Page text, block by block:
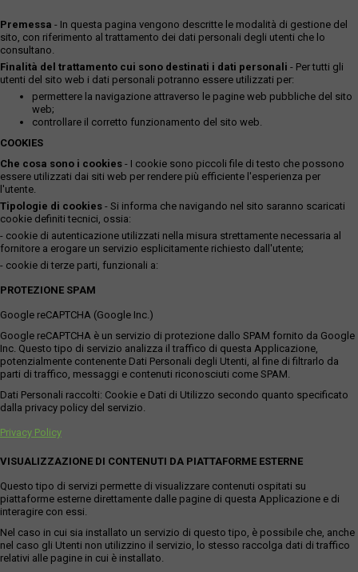
Premessa - In questa pagina vengono descritte le modalità di gestione del
sito, con riferimento al trattamento dei dati personali degli utenti che lo
consultano.
Finalità del trattamento cui sono destinati i dati personali - Per tutti gli
utenti del sito web i dati personali potranno essere utilizzati per:
permettere la navigazione attraverso le pagine web pubbliche del sito
web;
controllare il corretto funzionamento del sito web.
COOKIES
Che cosa sono i cookies - I cookie sono piccoli file di testo che possono
essere utilizzati dai siti web per rendere più efficiente l'esperienza per
l'utente.
Tipologie di cookies - Si informa che navigando nel sito saranno scaricati
cookie definiti tecnici, ossia:
- cookie di autenticazione utilizzati nella misura strettamente necessaria al
fornitore a erogare un servizio esplicitamente richiesto dall'utente;
- cookie di terze parti, funzionali a:
PROTEZIONE SPAM
Google reCAPTCHA (Google Inc.)
Google reCAPTCHA è un servizio di protezione dallo SPAM fornito da Google
Inc. Questo tipo di servizio analizza il traffico di questa Applicazione,
potenzialmente contenente Dati Personali degli Utenti, al fine di filtrarlo da
parti di traffico, messaggi e contenuti riconosciuti come SPAM.
Dati Personali raccolti: Cookie e Dati di Utilizzo secondo quanto specificato
dalla privacy policy del servizio.
Privacy Policy
VISUALIZZAZIONE DI CONTENUTI DA PIATTAFORME ESTERNE
Questo tipo di servizi permette di visualizzare contenuti ospitati su
piattaforme esterne direttamente dalle pagine di questa Applicazione e di
interagire con essi.
Nel caso in cui sia installato un servizio di questo tipo, è possibile che, anche
nel caso gli Utenti non utilizzino il servizio, lo stesso raccolga dati di traffico
relativi alle pagine in cui è installato.